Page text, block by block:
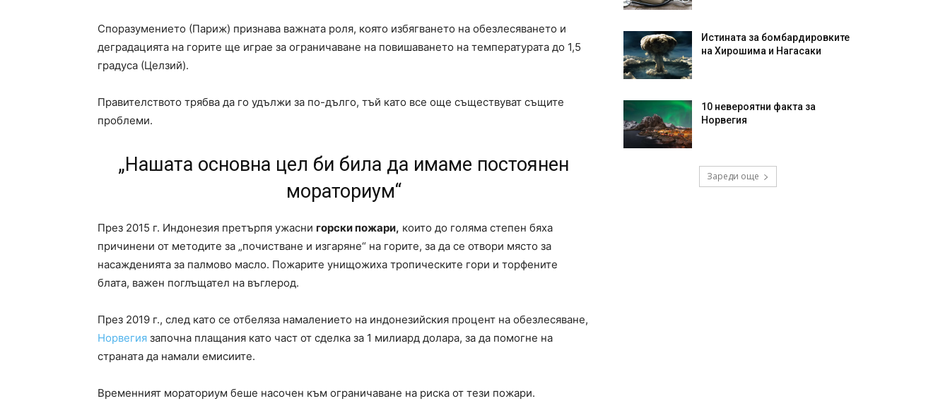
Споразумението (Париж) признава важната роля, която избягването на обезлесяването и
деградацията на горите ще играе за ограничаване на повишаването на температурата до 1,5
градуса (Целзий).
Правителството трябва да го удължи за по-дълго, тъй като все още съществуват същите
проблеми.
„Нашата основна цел би била да имаме постоянен
мораториум“
През 2015 г. Индонезия претърпя ужасни горски пожари, които до голяма степен бяха
причинени от методите за „почистване и изгаряне“ на горите, за да се отвори място за
насажденията за палмово масло. Пожарите унищожиха тропическите гори и торфените
блата, важен поглъщател на въглерод.
През 2019 г., след като се отбеляза намалението на индонезийския процент на обезлесяване,
Норвегия започна плащания като част от сделка за 1 милиард долара, за да помогне на
страната да намали емисиите.
Временният мораториум беше насочен към ограничаване на риска от тези пожари.
Истината за бомбардировките
на Хирошима и Нагасаки
10 невероятни факта за
Норвегия
Зареди още